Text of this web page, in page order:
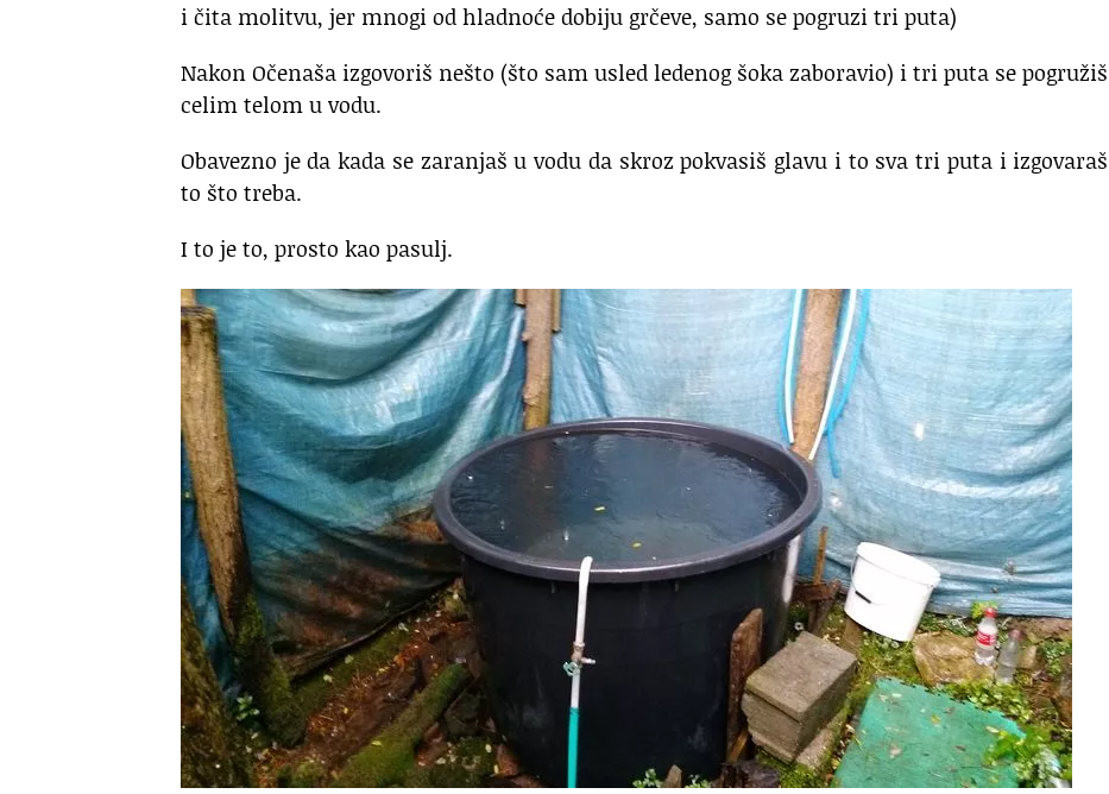
i čita molitvu, jer mnogi od hladnoće dobiju grčeve, samo se pogruzi tri puta)
Nakon Očenaša izgovoriš nešto (što sam usled ledenog šoka zaboravio) i tri puta se pogružiš
celim telom u vodu.
Obavezno je da kada se zaranjaš u vodu da skroz pokvasiš glavu i to sva tri puta i izgovaraš
to što treba.
I to je to, prosto kao pasulj.